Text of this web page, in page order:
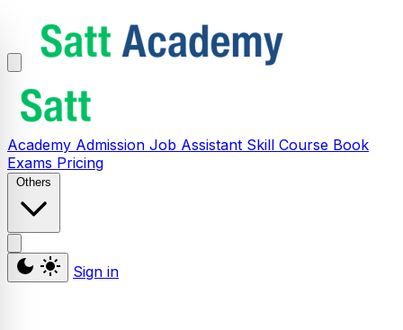
Academy Admission Job Assistant Skill Course Book
Exams Pricing
Others
Sign in